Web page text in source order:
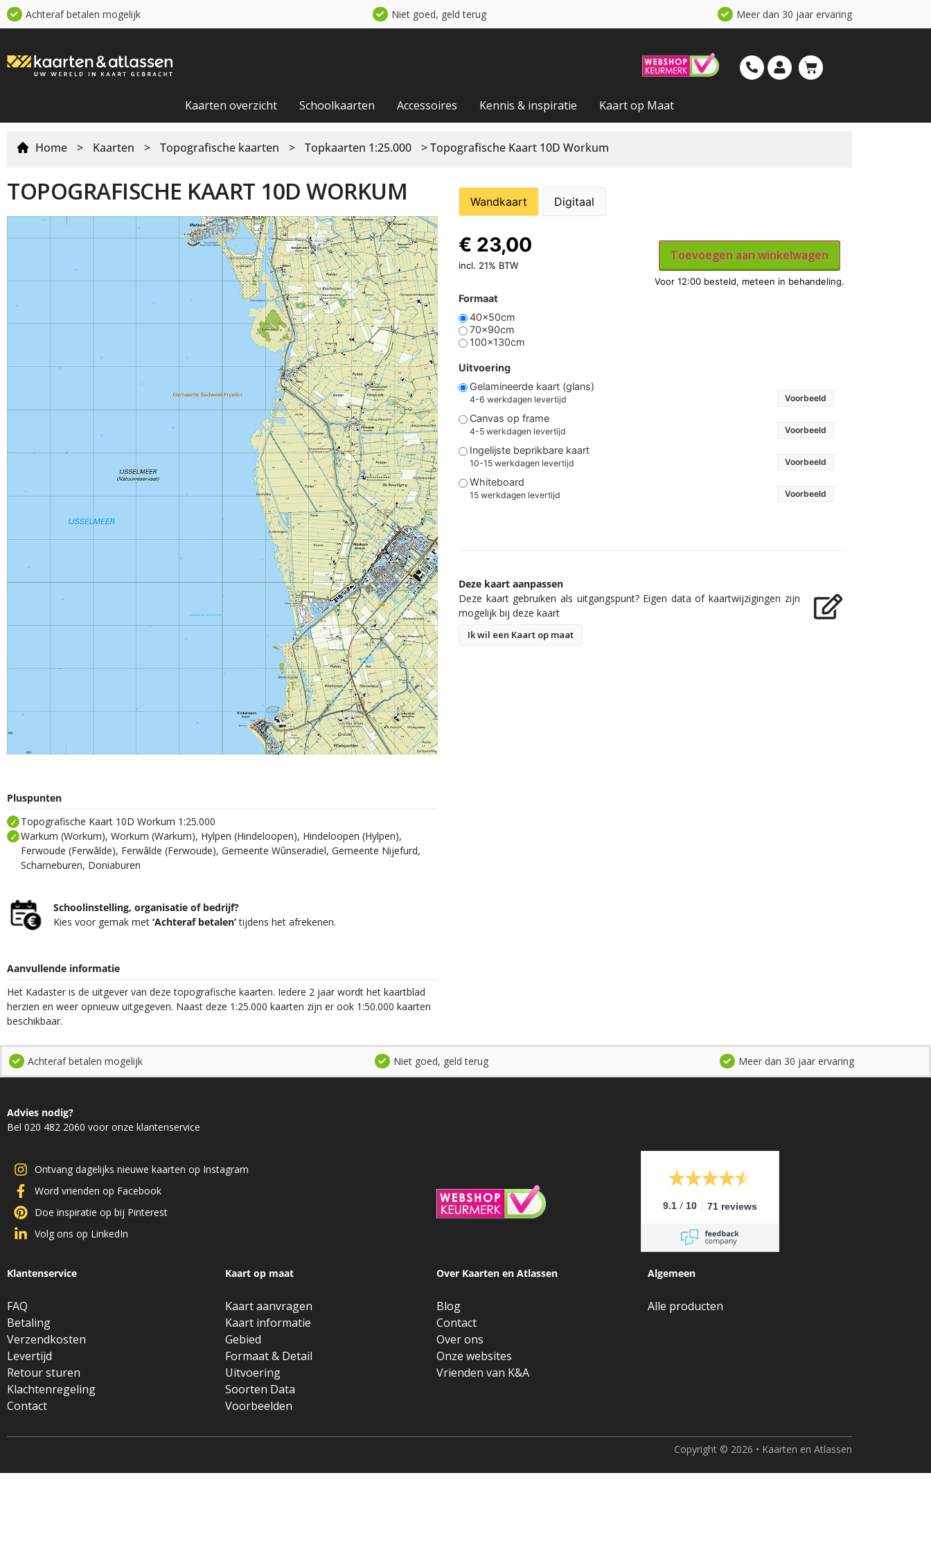
Achteraf betalen mogelijk Niet goed, geld terug Meer dan 30 jaar ervaring
Kaarten overzicht Schoolkaarten Accessoires Kennis & inspiratie Kaart op Maat
Home > Kaarten > Topografische kaarten > Topkaarten 1:25.000 > Topografische Kaart 10D Workum
TOPOGRAFISCHE KAART 10D WORKUM
Pluspunten
Topografische Kaart 10D Workum 1:25.000
Warkum (Workum), Workum (Warkum), Hylpen (Hindeloopen), Hindeloopen (Hylpen),
Ferwoude (Ferwâlde), Ferwâlde (Ferwoude), Gemeente Wûnseradiel, Gemeente Nijefurd,
Scharneburen, Doniaburen
Schoolinstelling, organisatie of bedrijf?
Kies voor gemak met‘Achteraf betalen’tijdens het afrekenen.
Aanvullende informatie
Het Kadaster is de uitgever van deze topografische kaarten. Iedere 2 jaar wordt het kaartblad
herzien en weer opnieuw uitgegeven. Naast deze 1:25.000 kaarten zijn er ook 1:50.000 kaarten
beschikbaar.
Wandkaart Digitaal
Formaat
40x50cm
70x90cm
100x130cm
Uitvoering
Gelamineerde kaart (glans)
4-6 werkdagen levertijd Voorbeeld
Canvas op frame
4-5 werkdagen levertijd Voorbeeld
Ingelijste beprikbare kaart
10-15 werkdagen levertijd Voorbeeld
Whiteboard
15 werkdagen levertijd Voorbeeld
€ 23,00
incl. 21% BTW
Toevoegen aan winkelwagen
Deze kaart aanpassen
Deze kaart gebruiken als uitgangspunt? Eigen data of kaartwijzigingen zijn
mogelijk bij deze kaart
Ik wil een Kaart op maat
Achteraf betalen mogelijk Niet goed, geld terug Meer dan 30 jaar ervaring
Advies nodig?
Bel 020 482 2060 voor onze klantenservice
Ontvang dagelijks nieuwe kaarten op Instagram
Word vrienden op Facebook
Doe inspiratie op bij Pinterest
Volg ons op LinkedIn
9.1 / 10 71 reviews
Klantenservice
FAQ
Betaling
Verzendkosten
Levertijd
Retour sturen
Klachtenregeling
Contact
Kaart op maat
Kaart aanvragen
Kaart informatie
Gebied
Formaat & Detail
Uitvoering
Soorten Data
Voorbeelden
Over Kaarten en Atlassen
Blog
Contact
Over ons
Onze websites
Vrienden van K&A
Algemeen
Alle producten
Copyright © 2026 • Kaarten en Atlassen